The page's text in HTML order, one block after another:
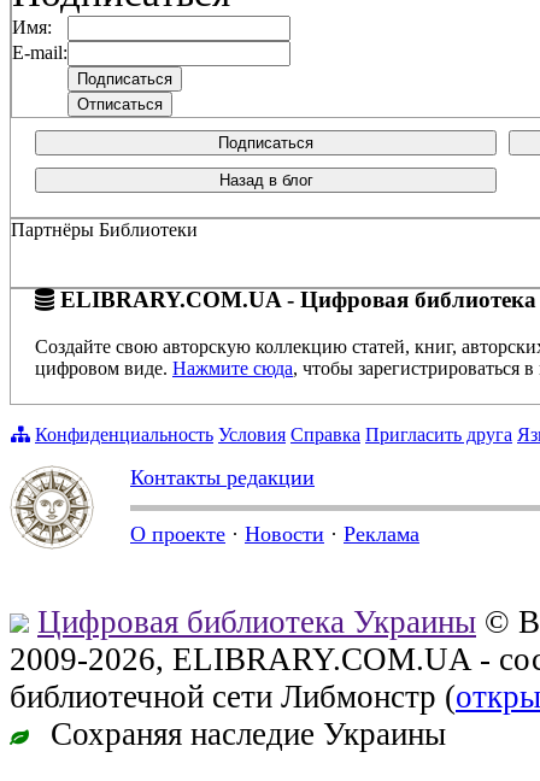
Имя:
E-mail:
Подписаться
Назад в блог
Партнёры Библиотеки
ELIBRARY.COM.UA - Цифровая библиотека
Создайте свою авторскую коллекцию статей, книг,
цифровом виде. Нажмите сюда, чтобы зарегистрироваться в
Конфиденциальность Условия Справка Пригласить друга
Контакты редакции
О проекте · Новости · Реклама
Цифровая библиотека Украины ©
2009-2026, ELIBRARY.COM.UA -
библиотечной сети Либмонстр (
Сохраняя наследие Украины